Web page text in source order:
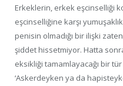
Erkeklerin, erkek eşcinselliği
eşcinselliğine karşı
penisin olmadığı bir ilişki
şiddet hissetmiyor. Hatta
eksikliği tamamlayacağı bir
‘Askerdeyken ya da